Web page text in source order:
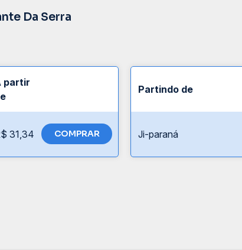
Da Serra
partir
31,34 COMPRAR
Partindo de
Ji-paraná